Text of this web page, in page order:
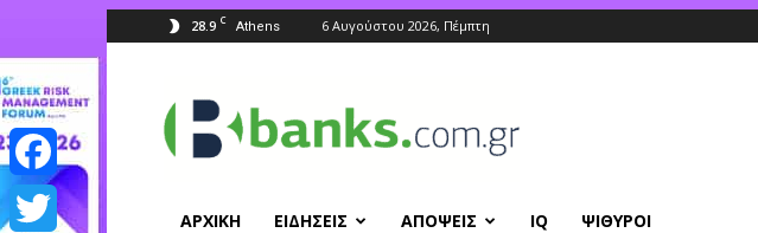
28.9 C Athens 6 Αυγούστου 2026, Πέμπτη
ΑΡΧΙΚΗ ΕΙΔΗΣΕΙΣ ΑΠΟΨΕΙΣ IQ ΨΙΘΥΡΟΙ
Facebook